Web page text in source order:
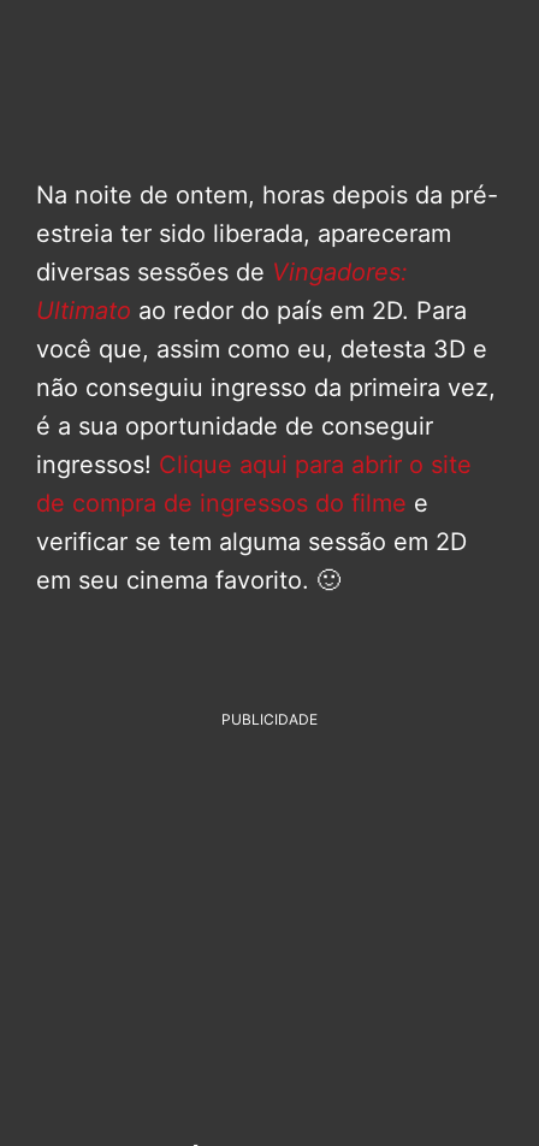
Na noite de ontem, horas depois da pré-
estreia ter sido liberada, apareceram
diversas sessões de Vingadores:
Ultimato ao redor do país em 2D. Para
você que, assim como eu, detesta 3D e
não conseguiu ingresso da primeira vez,
é a sua oportunidade de conseguir
ingressos! Clique aqui para abrir o site
de compra de ingressos do filme e
verificar se tem alguma sessão em 2D
em seu cinema favorito. 🙂
PUBLICIDADE